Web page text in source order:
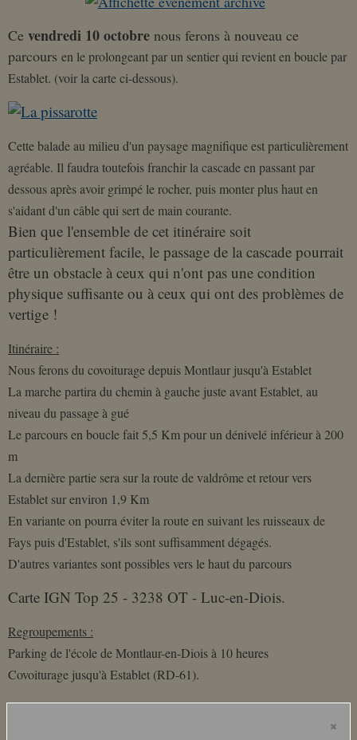
Ce vendredi 10 octobre nous ferons à nouveau ce
parcours en le prolongeant par un sentier qui revient en boucle par
Establet. (voir la carte ci-dessous).
Cette balade au milieu d'un paysage magnifique est particulièrement
agréable. Il faudra toutefois franchir la cascade en passant par
dessous après avoir grimpé le rocher, puis monter plus haut en
s'aidant d'un câble qui sert de main courante.
Bien que l'ensemble de cet itinéraire soit
particulièrement facile, le passage de la cascade pourrait
être un obstacle à ceux qui n'ont pas une condition
physique suffisante ou à ceux qui ont des problèmes de
vertige !
Itinéraire :
Nous ferons du covoiturage depuis Montlaur jusqu'à Establet
La marche partira du chemin à gauche juste avant Establet, au
niveau du passage à gué
Le parcours en boucle fait 5,5 Km pour un dénivelé inférieur à 200
m
La dernière partie sera sur la route de valdrôme et retour vers
Establet sur environ 1,9 Km
En variante on pourra éviter la route en suivant les ruisseaux de
Fays puis d'Establet, s'ils sont suffisamment dégagés.
D'autres variantes sont possibles vers le haut du parcours
Carte IGN Top 25 - 3238 OT - Luc-en-Diois.
Regroupements :
Parking de l'école de Montlaur-en-Diois à 10 heures
Covoiturage jusqu'à Establet (RD-61).
Équipement :
×